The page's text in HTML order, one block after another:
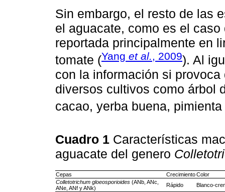
Sin embargo, el resto de las
el aguacate, como es el
reportada principalmente en
tomate (Yang et al., 2009). Al
con la información si
diversos cultivos como árbol
cacao, yerba buena,
Cuadro 1 Características
aguacate del genero
Cepas CrecimientoColor
Colletotrichum gloeosporioides (ANb, ANc,
ANe, ANf y ANk)
Rápido Blanco-